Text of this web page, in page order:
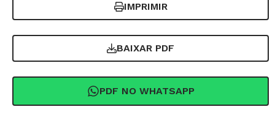
IMPRIMIR
BAIXAR PDF
PDF NO WHATSAPP